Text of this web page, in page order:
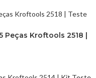
Peças Kroftools 2518 |